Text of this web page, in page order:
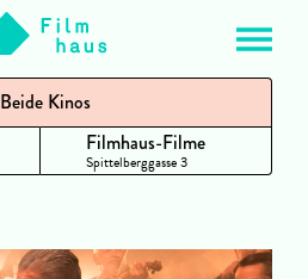
Beide Kinos
Filmhaus-Filme
Spittelberggasse 3